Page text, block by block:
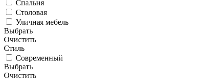
Спальня
Столовая
Уличная мебель
Выбрать
Очистить
Стиль
Современный
Выбрать
Очистить